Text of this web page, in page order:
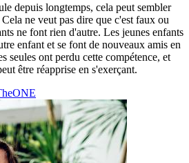
depuis longtemps, cela peut sembler
ne veut pas dire que c'est faux ou
ne font rien d'autre. Les jeunes enfants
enfant et se font de nouveaux amis en
seules ont perdu cette compétence, et
être réapprise en s'exerçant.